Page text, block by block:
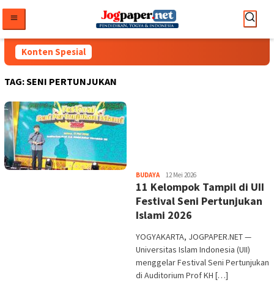
konten
Konten Spesial
TAG:SENI PERTUNJUKAN
BUDAYAHeri
Purwata
12 Mei 2026
11 Kelompok Tampil di UII
Festival Seni Pertunjukan
Islami 2026
YOGYAKARTA, JOGPAPER.NET —
Universitas Islam Indonesia (UII)
menggelar Festival Seni Pertunjukan
di Auditorium Prof KH […]